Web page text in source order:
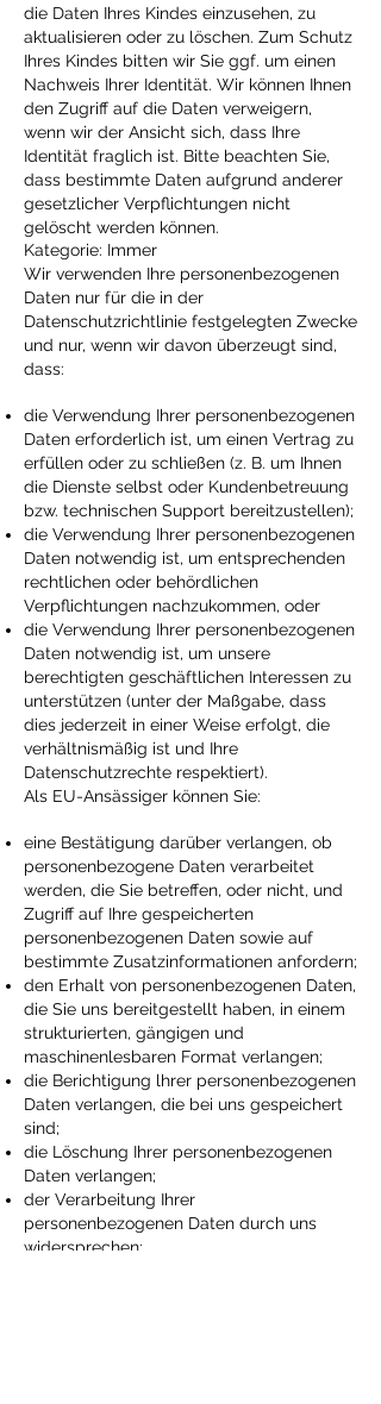
die Daten Ihres Kindes einzusehen, zu
aktualisieren oder zu löschen. Zum Schutz
Ihres Kindes bitten wir Sie ggf. um einen
Nachweis Ihrer Identität. Wir können Ihnen
den Zugriff auf die Daten verweigern,
wenn wir der Ansicht sich, dass Ihre
Identität fraglich ist. Bitte beachten Sie,
dass bestimmte Daten aufgrund anderer
gesetzlicher Verpflichtungen nicht
gelöscht werden können.
Kategorie: Immer
Wir verwenden Ihre personenbezogenen
Daten nur für die in der
Datenschutzrichtlinie festgelegten Zwecke
und nur, wenn wir davon überzeugt sind,
dass:
die Verwendung Ihrer personenbezogenen
Daten erforderlich ist, um einen Vertrag zu
erfüllen oder zu schließen (z. B. um Ihnen
die Dienste selbst oder Kundenbetreuung
bzw. technischen Support bereitzustellen);
die Verwendung Ihrer personenbezogenen
Daten notwendig ist, um entsprechenden
rechtlichen oder behördlichen
Verpflichtungen nachzukommen, oder
die Verwendung Ihrer personenbezogenen
Daten notwendig ist, um unsere
berechtigten geschäftlichen Interessen zu
unterstützen (unter der Maßgabe, dass
dies jederzeit in einer Weise erfolgt, die
verhältnismäßig ist und Ihre
Datenschutzrechte respektiert).
Als EU-Ansässiger können Sie:
eine Bestätigung darüber verlangen, ob
personenbezogene Daten verarbeitet
werden, die Sie betreffen, oder nicht, und
Zugriff auf Ihre gespeicherten
personenbezogenen Daten sowie auf
bestimmte Zusatzinformationen anfordern;
den Erhalt von personenbezogenen Daten,
die Sie uns bereitgestellt haben, in einem
strukturierten, gängigen und
maschinenlesbaren Format verlangen;
die Berichtigung lhrer personenbezogenen
Daten verlangen, die bei uns gespeichert
sind;
die Löschung Ihrer personenbezogenen
Daten verlangen;
der Verarbeitung Ihrer
personenbezogenen Daten durch uns
widersprechen;